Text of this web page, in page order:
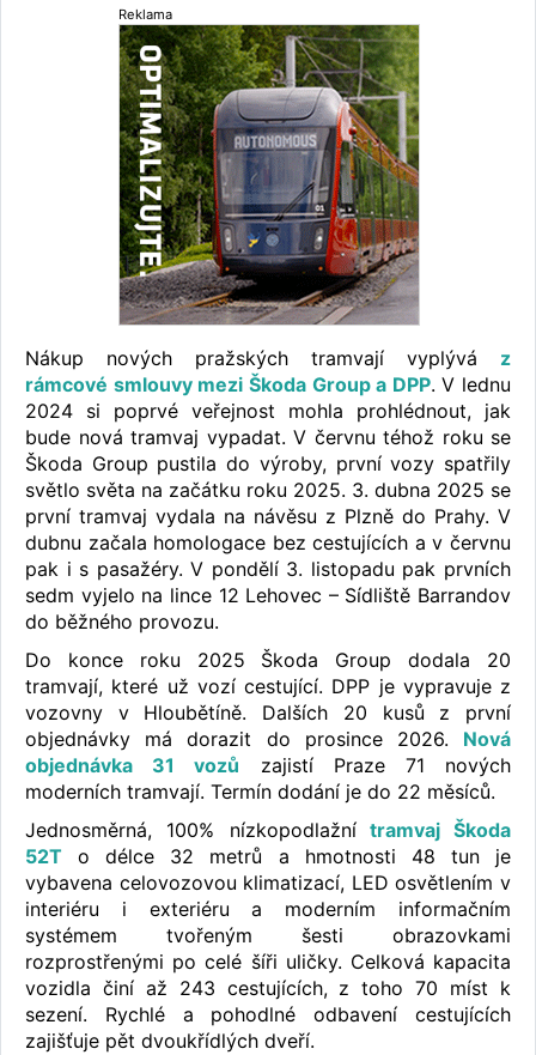
Reklama
Nákup nových pražských tramvají vyplývá z
rámcové smlouvy mezi Škoda Group a DPP. V lednu
2024 si poprvé veřejnost mohla prohlédnout, jak
bude nová tramvaj vypadat. V červnu téhož roku se
Škoda Group pustila do výroby, první vozy spatřily
světlo světa na začátku roku 2025. 3. dubna 2025 se
první tramvaj vydala na návěsu z Plzně do Prahy. V
dubnu začala homologace bez cestujících a v červnu
pak i s pasažéry. V pondělí 3. listopadu pak prvních
sedm vyjelo na lince 12 Lehovec – Sídliště Barrandov
do běžného provozu.
Do konce roku 2025 Škoda Group dodala 20
tramvají, které už vozí cestující. DPP je vypravuje z
vozovny v Hloubětíně. Dalších 20 kusů z první
objednávky má dorazit do prosince 2026. Nová
objednávka 31 vozů zajistí Praze 71 nových
moderních tramvají. Termín dodání je do 22 měsíců.
Jednosměrná, 100% nízkopodlažnítramvaj Škoda
52T o délce 32 metrů a hmotnosti 48 tun je
vybavena celovozovou klimatizací, LED osvětlením v
interiéru i exteriéru a moderním informačním
systémem tvořeným šesti obrazovkami
rozprostřenými po celé šíři uličky. Celková kapacita
vozidla činí až 243 cestujících, z toho 70 míst k
sezení. Rychlé a pohodlné odbavení cestujících
zajišťuje pět dvoukřídlých dveří.